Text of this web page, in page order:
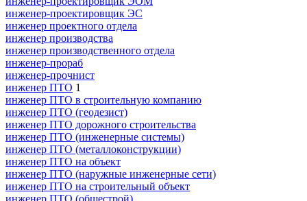
инженер-проектировщик ЭС
инженер проектного отдела
инженер производства
инженер производственного отдела
инженер-прораб
инженер-прочнист
инженер ПТО 1
инженер ПТО в строительную компанию
инженер ПТО (геодезист)
инженер ПТО дорожного строительства
инженер ПТО (инженерные системы)
инженер ПТО (металлоконструкции)
инженер ПТО на объект
инженер ПТО (наружные инженерные сети)
инженер ПТО на строительный объект
инженер ПТО (общестрой)